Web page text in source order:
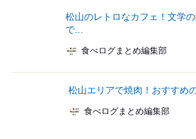
松山のレトロなカフェ！文学
で...
食べログまとめ編集部
松山エリアで焼肉！おすすめ
食べログまとめ編集部